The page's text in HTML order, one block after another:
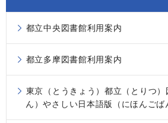
都立中央図書館利用案内
都立多摩図書館利用案内
東京（とうきょう）都立（とりつ
ん）やさしい日本語版（にほんごば